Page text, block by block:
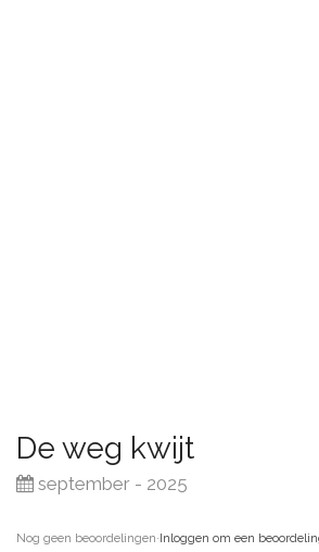
De weg kwijt
september - 2025
Nog geen beoordelingen·Inloggen om een